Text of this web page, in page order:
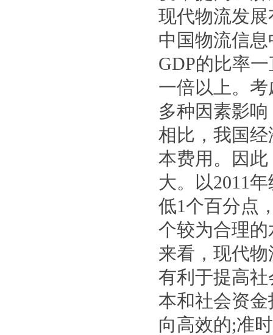
现代物流发
中国物流信
GDP的比率
一倍以上。
多种因素影
相比，我国
本费用。因
大。以2011
低1个百分点
个较为合理
来看，现代
有利于提高
本和社会资
向高效的;准